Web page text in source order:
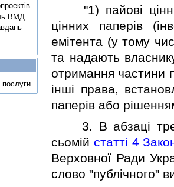
"1) пайовi цiннi
цiнних паперiв
емiтента (у тому
та надають
отримання частини
iншi права,
паперiв або
3. В абзацi
сьомiй статтi 4
Верховної Ради
слово "публiчного"
ВМД
послуги